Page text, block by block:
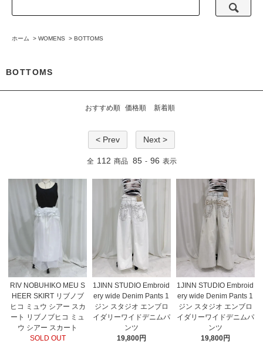
ホーム > WOMENS > BOTTOMS
BOTTOMS
おすすめ順 価格順 新着順
< Prev Next >
全 112 商品 85 - 96 表示
RIV NOBUHIKO MEU S
HEER SKIRT リブノブ
ヒコ ミュウ シアー スカ
ート リブノブヒコ ミュ
ウ シアー スカート
SOLD OUT
1JINN STUDIO Embroid
ery wide Denim Pants 1
ジン スタジオ エンブロ
イダリーワイドデニムパ
ンツ
19,800円
1JINN STUDIO Embroid
ery wide Denim Pants 1
ジン スタジオ エンブロ
イダリーワイドデニムパ
ンツ
19,800円